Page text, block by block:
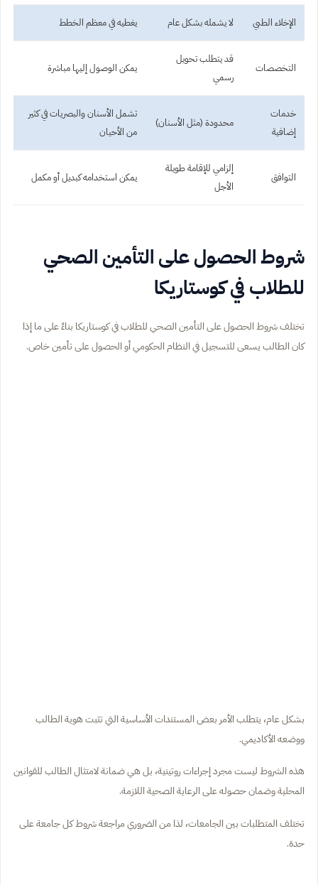
الإخلاء الطبي لا يشمله بشكل عام يغطيه في معظم الخطط
التخصصات
قد يتطلب تحويل
رسمي
يمكن الوصول إليها مباشرة
خدمات
إضافية
محدودة (مثل الأسنان)
تشمل الأسنان والبصريات في كثير
من الأحيان
التوافق
إلزامي للإقامة طويلة
الأجل
يمكن استخدامه كبديل أو مكمل
شروط الحصول على التأمين الصحي
للطلاب في كوستاريكا
تختلف شروط الحصول على التأمين الصحي للطلاب في كوستاريكا بناءً على ما إذا
كان الطالب يسعى للتسجيل في النظام الحكومي أو الحصول على تأمين خاص.
بشكل عام، يتطلب الأمر بعض المستندات الأساسية التي تثبت هوية الطالب
ووضعه الأكاديمي.
هذه الشروط ليست مجرد إجراءات روتينية، بل هي ضمانة لامتثال الطالب للقوانين
المحلية وضمان حصوله على الرعاية الصحية اللازمة.
تختلف المتطلبات بين الجامعات، لذا من الضروري مراجعة شروط كل جامعة على
حدة.